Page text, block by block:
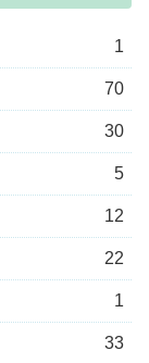
1
70
30
5
12
22
1
33